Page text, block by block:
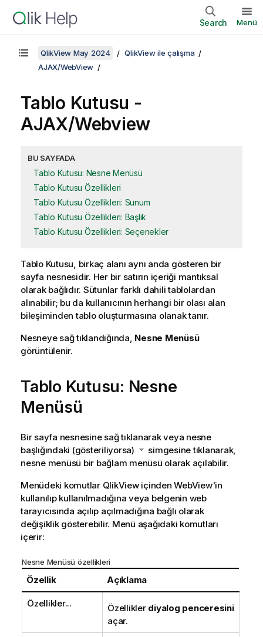
Search Menü
QlikView May 2024
QlikView ile çalışma
AJAX/WebView
Tablo Kutusu -
AJAX/Webview
BU SAYFADA
Tablo Kutusu: Nesne Menüsü
Tablo Kutusu Özellikleri
Tablo Kutusu Özellikleri: Sunum
Tablo Kutusu Özellikleri: Başlık
Tablo Kutusu Özellikleri: Seçenekler
Tablo Kutusu, birkaç alanı aynı anda gösteren bir
sayfa nesnesidir. Her bir satırın içeriği mantıksal
olarak bağlıdır. Sütunlar farklı dahili tablolardan
alınabilir; bu da kullanıcının herhangi bir olası alan
bileşiminden tablo oluşturmasına olanak tanır.
Nesneye sağ tıklandığında, Nesne Menüsü
görüntülenir.
Tablo Kutusu: Nesne
Menüsü
Bir sayfa nesnesine sağ tıklanarak veya nesne
başlığındaki (gösteriliyorsa)
simgesine tıklanarak,
nesne menüsü bir bağlam menüsü olarak açılabilir.
Menüdeki komutlar QlikView içinden WebView'in
kullanılıp kullanılmadığına veya belgenin web
tarayıcısında açılıp açılmadığına bağlı olarak
değişiklik gösterebilir. Menü aşağıdaki komutları
içerir:
Nesne Menüsü özellikleri
Özellik Açıklama
Özellikler... Özellikler diyalog penceresini
açar.